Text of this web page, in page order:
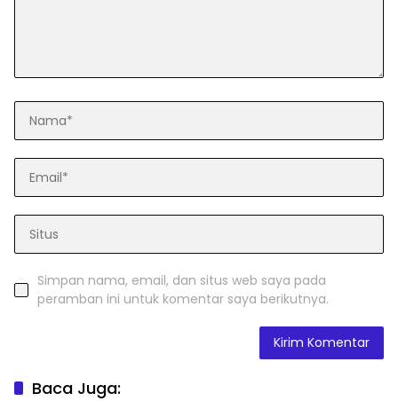
Simpan nama, email, dan situs web saya pada
peramban ini untuk komentar saya berikutnya.
Baca Juga: